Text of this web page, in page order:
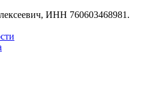
ИНН 760603468981.